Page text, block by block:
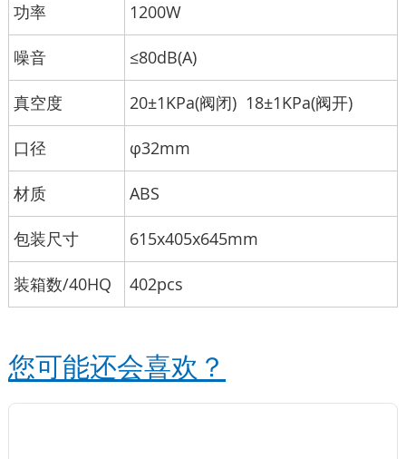
功率 1200W
噪音 ≤80dB(A)
真空度 20±1KPa(阀闭) 18±1KPa(阀开)
口径 φ32mm
材质 ABS
包装尺寸 615x405x645mm
装箱数/40HQ 402pcs
您可能还会喜欢？